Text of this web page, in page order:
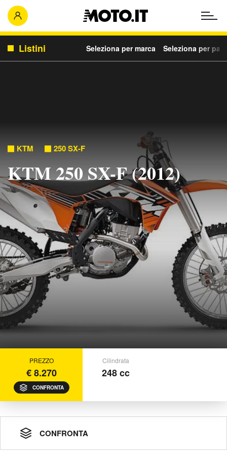
Listini Seleziona per marca Seleziona per
KTM 250 SX-F
KTM 250 SX-F (2012)
PREZZO
€ 8.270
CONFRONTA
Cilindrata
248 cc
CONFRONTA